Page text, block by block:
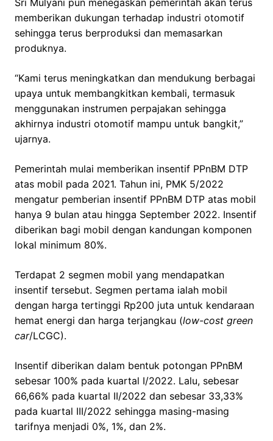
Sri Mulyani pun menegaskan pemerintah akan terus
memberikan dukungan terhadap industri otomotif
sehingga terus berproduksi dan memasarkan
produknya.
“Kami terus meningkatkan dan mendukung berbagai
upaya untuk membangkitkan kembali, termasuk
menggunakan instrumen perpajakan sehingga
akhirnya industri otomotif mampu untuk bangkit,”
ujarnya.
Pemerintah mulai memberikan insentif PPnBM DTP
atas mobil pada 2021. Tahun ini, PMK 5/2022
mengatur pemberian insentif PPnBM DTP atas mobil
hanya 9 bulan atau hingga September 2022. Insentif
diberikan bagi mobil dengan kandungan komponen
lokal minimum 80%.
Terdapat 2 segmen mobil yang mendapatkan
insentif tersebut. Segmen pertama ialah mobil
dengan harga tertinggi Rp200 juta untuk kendaraan
hemat energi dan harga terjangkau (low-cost green
car/LCGC).
Insentif diberikan dalam bentuk potongan PPnBM
sebesar 100% pada kuartal I/2022. Lalu, sebesar
66,66% pada kuartal II/2022 dan sebesar 33,33%
pada kuartal III/2022 sehingga masing-masing
tarifnya menjadi 0%, 1%, dan 2%.